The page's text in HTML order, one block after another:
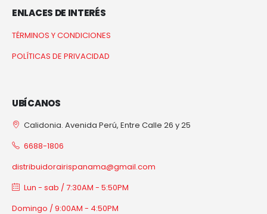
ENLACES DE INTERÉS
TÉRMINOS Y CONDICIONES
POLÍTICAS DE PRIVACIDAD
UBÍCANOS
Calidonia. Avenida Perú, Entre Calle 26 y 25
6688-1806
distribuidorairispanama@gmail.com
Lun - sab / 7:30AM - 5:50PM
Domingo / 9:00AM - 4:50PM